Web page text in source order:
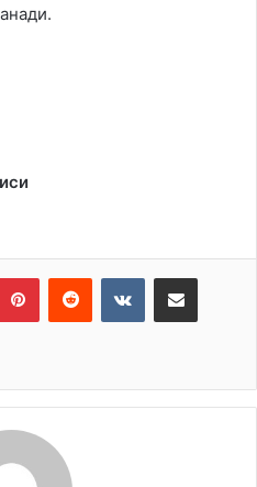
раиси
PinterestReddit VKontakteShare via Email